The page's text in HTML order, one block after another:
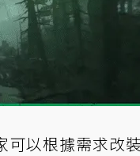
以根據需求改